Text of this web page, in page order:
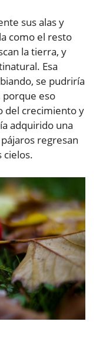
sus alas y
como el resto
la tierra, y
Esa
se pudriría
porque eso
del crecimiento y
adquirido una
regresan
cielos.